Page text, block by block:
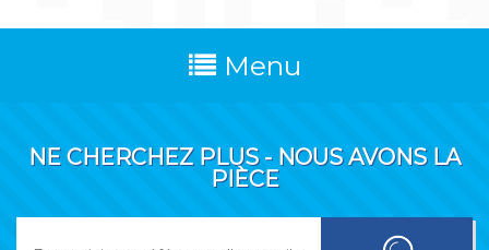
Menu
NE CHERCHEZ PLUS - NOUS AVONS LA
PIÈCE